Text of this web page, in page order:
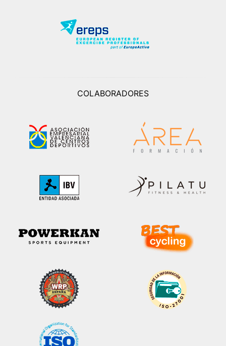
COLABORADORES